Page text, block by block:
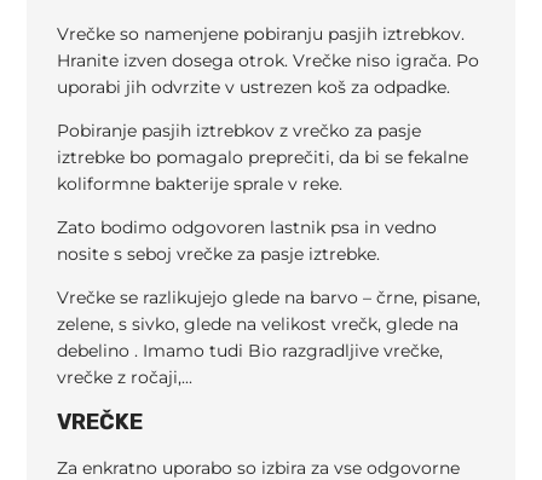
Vrečke so namenjene pobiranju pasjih iztrebkov.
Hranite izven dosega otrok. Vrečke niso igrača. Po
uporabi jih odvrzite v ustrezen koš za odpadke.
Pobiranje pasjih iztrebkov z vrečko za pasje
iztrebke bo pomagalo preprečiti, da bi se fekalne
koliformne bakterije sprale v reke.
Zato bodimo odgovoren lastnik psa in vedno
nosite s seboj vrečke za pasje iztrebke.
Vrečke se razlikujejo glede na barvo – črne, pisane,
zelene, s sivko, glede na velikost vrečk, glede na
debelino . Imamo tudi Bio razgradljive vrečke,
vrečke z ročaji,...
VREČKE
Za enkratno uporabo so izbira za vse odgovorne